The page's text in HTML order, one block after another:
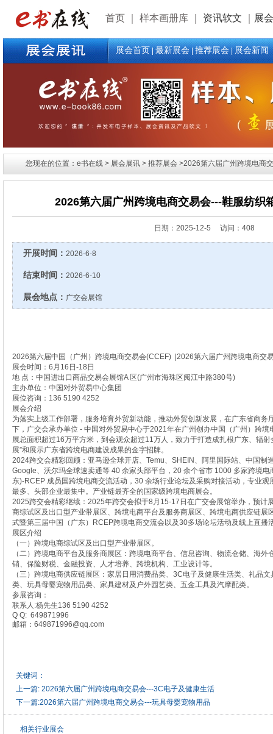
首页 样本画册库 资讯软文 展
展会首页|最新展会|推荐展会|展会新闻
您现在的位置：e书在线 > 展会展讯 > 推荐展会 >2026第六届广州跨境电商交
2026第六届广州跨境电商交易会---鞋服纺织
日期： 2025-12-5 访问：408
开展时间： 2026-6-8
结束时间： 2026-6-10
展会地点： 广交会展馆
2026第六届中国（广州）跨境电商交易会(CCEF) |2026第六届广州跨境电商交
展会时间：6月16日-18日
地 点：中国进出口商品交易会展馆A 区(广州市海珠区阅江中路380号)
主办单位：中国对外贸易中心集团
展位咨询：136 5190 4252
展会介绍
为落实上级工作部署，服务培育外贸新动能，推动外贸创新发展，在广东省商务
下，广交会承办单位 - 中国对外贸易中心于2021年在广州创办中国（广州）跨
展总面积超过16万平方米，到会观众超过11万人，致力于打造成扎根广东、辐
展”和展示广东省跨境电商建设成果的金字招牌。
2024跨交会精彩回顾：亚马逊全球开店、Temu、SHEIN、阿里国际站、中国制
Google、沃尔玛全球速卖通等 40 余家头部平台，20 余个省市 1000 多家跨境
东)-RCEP 成员国跨境电商交流活动，30 余场行业论坛及采购对接活动，专业
最多、头部企业最集中。产业链最齐全的国家级跨境电商展会。
2025跨交会精彩继续：2025年跨交会拟于8月15-17日在广交会展馆举办，预计
商综试区及出口型产业带展区、跨境电商平台及服务商展区、跨境电商供应链展
式暨第三届中国（广东）RCEP跨境电商交流会以及30多场论坛活动及线上直播
展区介绍
（一）跨境电商综试区及出口型产业带展区。
（二）跨境电商平台及服务商展区：跨境电商平台、信息咨询、物流仓储、海
销、保险财税、金融投资、人才培养、跨境机构、工业设计等。
（三）跨境电商供应链展区：家居日用消费品类、3C电子及健康生活类、礼品
类、玩具母婴宠物用品类、家具建材及户外园艺类、五金工具及汽摩配类。
参展咨询：
联系人:杨先生136 5190 4252
Q Q: 649871996
邮箱：649871996@qq.com
关键词：
上一篇: 2026第六届广州跨境电商交易会---3C电子及健康生活
下一篇:2026第六届广州跨境电商交易会---玩具母婴宠物用品
相关行业展会